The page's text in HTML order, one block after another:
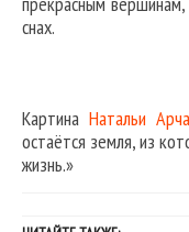
снах.
КартинаНатальи
остаётся земля, из
жизнь.»